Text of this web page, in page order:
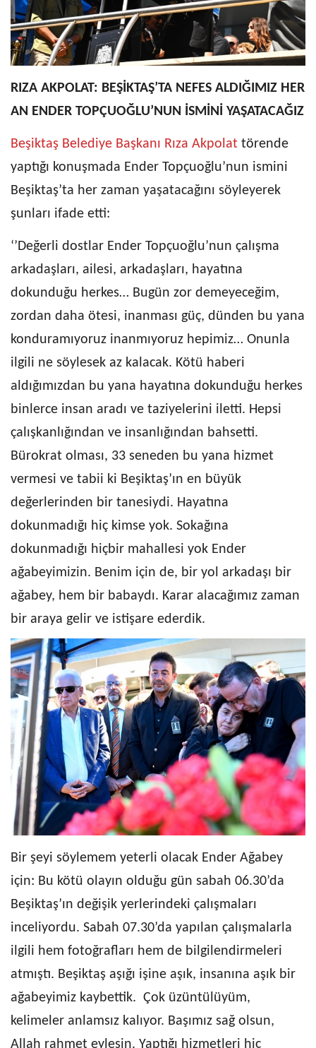
RIZA AKPOLAT: BEŞİKTAŞ’TA NEFES ALDIĞIMIZ HER
AN ENDER TOPÇUOĞLU’NUN İSMİNİ YAŞATACAĞIZ
Beşiktaş Belediye Başkanı Rıza Akpolat törende
yaptığı konuşmada Ender Topçuoğlu’nun ismini
Beşiktaş’ta her zaman yaşatacağını söyleyerek
şunları ifade etti:
‘’Değerli dostlar Ender Topçuoğlu’nun çalışma
arkadaşları, ailesi, arkadaşları, hayatına
dokunduğu herkes… Bugün zor demeyeceğim,
zordan daha ötesi, inanması güç, dünden bu yana
konduramıyoruz inanmıyoruz hepimiz… Onunla
ilgili ne söylesek az kalacak. Kötü haberi
aldığımızdan bu yana hayatına dokunduğu herkes
binlerce insan aradı ve taziyelerini iletti. Hepsi
çalışkanlığından ve insanlığından bahsetti.
Bürokrat olması, 33 seneden bu yana hizmet
vermesi ve tabii ki Beşiktaş’ın en büyük
değerlerinden bir tanesiydi. Hayatına
dokunmadığı hiç kimse yok. Sokağına
dokunmadığı hiçbir mahallesi yok Ender
ağabeyimizin. Benim için de, bir yol arkadaşı bir
ağabey, hem bir babaydı. Karar alacağımız zaman
bir araya gelir ve istişare ederdik.
Bir şeyi söylemem yeterli olacak Ender Ağabey
için: Bu kötü olayın olduğu gün sabah 06.30’da
Beşiktaş’ın değişik yerlerindeki çalışmaları
inceliyordu. Sabah 07.30’da yapılan çalışmalarla
ilgili hem fotoğrafları hem de bilgilendirmeleri
atmıştı. Beşiktaş aşığı işine aşık, insanına aşık bir
ağabeyimiz kaybettik. Çok üzüntülüyüm,
kelimeler anlamsız kalıyor. Başımız sağ olsun,
Allah rahmet eylesin. Yaptığı hizmetleri hiç